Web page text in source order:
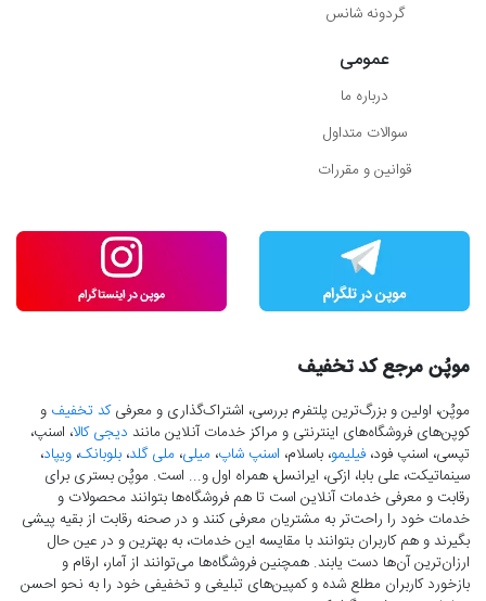
گردونه شانس
عمومی
درباره ما
سوالات متداول
قوانین و مقررات
موپُن مرجع کد تخفیف
موپُن، اولین و بزرگ‌ترین پلتفرم بررسی، اشتراک‌گذاری و معرفیکد تخفیف و
کوپن‌های فروشگاه‌های اینترنتی و مراکز خدمات آنلاین مانند دیجی کالا، اسنپ،
تپسی، اسنپ فود، فیلیمو، باسلام، اسنپ شاپ، میلی، ملی گلد، بلوبانک، ویپاد،
سینماتیکت، علی بابا، ازکی، ایرانسل، همراه اول و... است. موپُن بستری برای
رقابت و معرفی خدمات آنلاین است تا هم فروشگاه‌ها بتوانند محصولات و
خدمات خود را راحت‌تر به مشتریان معرفی کنند و در صحنه رقابت از بقیه پیشی
بگیرند و هم کاربران بتوانند با مقایسه این خدمات، به بهترین و در عین حال
ارزان‌ترین آن‌ها دست‌ یابند. همچنین فروشگاه‌ها می‌توانند از آمار، ارقام و
بازخورد کاربران مطلع شده و کمپین‌های تبلیغی و تخفیفی خود را به نحو احسن